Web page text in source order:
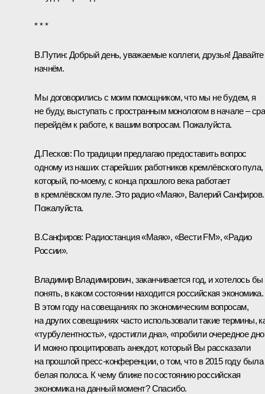
* * *
В.Путин: Добрый день, уважаемые коллеги, друзья! Давайте
начнём.
Мы договорились с моим помощником, что мы не будем, я
не буду, выступать с пространным монологом в начале –
перейдём к работе, к вашим вопросам. Пожалуйста.
Д.Песков: По традиции предлагаю предоставить вопрос
одному из наших старейших работников кремлёвского пула,
который, по-моему, с конца прошлого века работает
в кремлёвском пуле. Это радио «Маяк», Валерий Санфиров.
Пожалуйста.
В.Санфиров: Радиостанция «Маяк», «Вести FM», «Радио
России».
Владимир Владимирович, заканчивается год, и хотелось бы
понять, в каком состоянии находится российская экономика.
В этом году на совещаниях по экономическим вопросам,
на других совещаниях часто использовали такие термины,
«турбулентность», «достигли дна», «пробили очередное
И можно процитировать анекдот, который Вы рассказали
на прошлой пресс-конференции, о том, что в 2015 году была
белая полоса. К чему ближе по состоянию российская
экономика на данный момент? Спасибо.